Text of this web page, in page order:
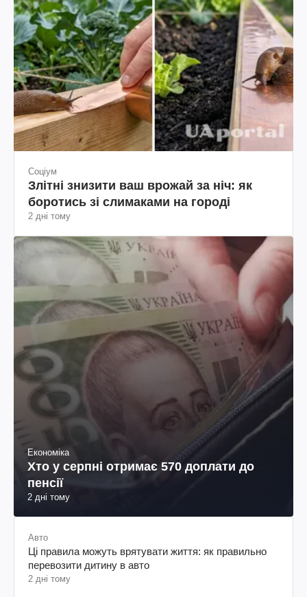
Соціум
Злітні знизити ваш врожай за ніч: як
боротись зі слимаками на городі
2 дні тому
Економіка
Хто у серпні отримає 570 доплати до
пенсії
2 дні тому
Авто
Ці правила можуть врятувати життя: як правильно
перевозити дитину в авто
2 дні тому